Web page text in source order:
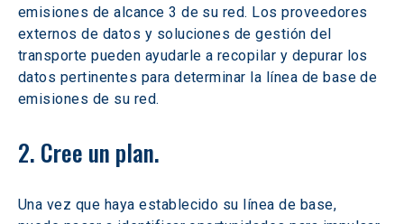
emisiones de alcance 3 de su red. Los proveedores
externos de datos y soluciones de gestión del
transporte pueden ayudarle a recopilar y depurar los
datos pertinentes para determinar la línea de base de
emisiones de su red.
2. Cree un plan.
Una vez que haya establecido su línea de base,